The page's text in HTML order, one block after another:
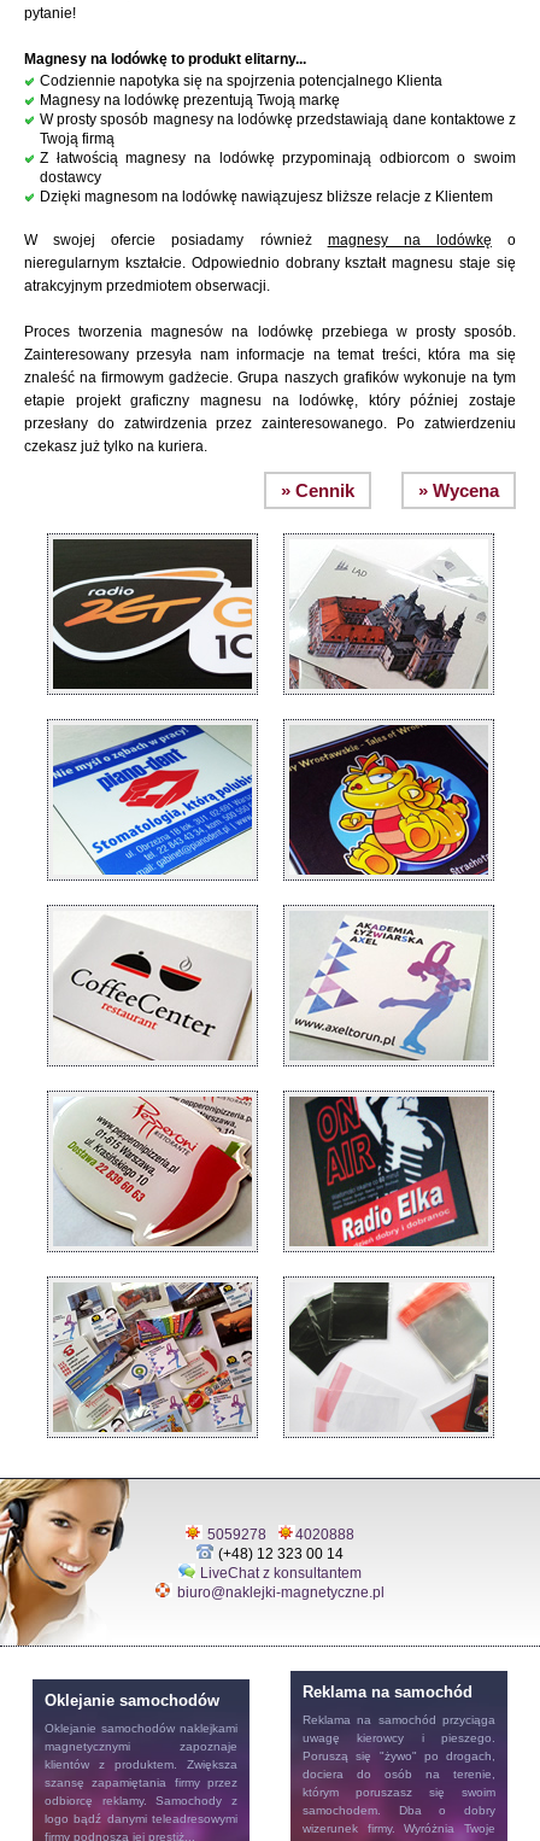
pytanie!
Magnesy na lodówkę to produkt elitarny...
Codziennie napotyka się na spojrzenia potencjalnego Klienta
Magnesy na lodówkę prezentują Twoją markę
W prosty sposób magnesy na lodówkę przedstawiają dane kontaktowe z
Twoją firmą
Z łatwością magnesy na lodówkę przypominają odbiorcom o swoim
dostawcy
Dzięki magnesom na lodówkę nawiązujesz bliższe relacje z Klientem
W swojej ofercie posiadamy również magnesy na lodówkę o
nieregularnym kształcie. Odpowiednio dobrany kształt magnesu staje się
atrakcyjnym przedmiotem obserwacji.
Proces tworzenia magnesów na lodówkę przebiega w prosty sposób.
Zainteresowany przesyła nam informacje na temat treści, która ma się
znaleść na firmowym gadżecie. Grupa naszych grafików wykonuje na tym
etapie projekt graficzny magnesu na lodówkę, który później zostaje
przesłany do zatwirdzenia przez zainteresowanego. Po zatwierdzeniu
czekasz już tylko na kuriera.
» Wycena
» Cennik
5059278
4020888
(+48) 12 323 00 14
LiveChat z konsultantem
biuro@naklejki-magnetyczne.pl
Oklejanie samochodów
Oklejanie samochodów naklejkami
magnetycznymi zapoznaje
klientów z produktem. Zwiększa
szansę zapamiętania firmy przez
odbiorcę reklamy. Samochody z
logo bądź danymi teleadresowymi
firmy podnoszą jej prestiż...
Reklama na samochód
Reklama na samochód przyciąga
uwagę kierowcy i pieszego.
Poruszą się "żywo" po drogach,
dociera do osób na terenie,
którym poruszasz się swoim
samochodem. Dba o dobry
wizerunek firmy. Wyróżnia Twoje